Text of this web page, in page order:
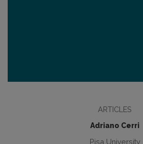
ARTICLES
Adriano Cerri
Pisa University